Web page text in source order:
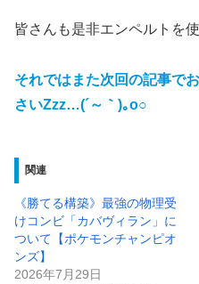
皆さんも是非エンペルトを
それではまた次回の記事で
さいZzz…(´～｀)｡o○
関連
《勝てる構築》最強の物理受
けコンビ「カバヴィラン」に
ついて【ポケモンチャンピオ
ンズ】
2026年7月29日